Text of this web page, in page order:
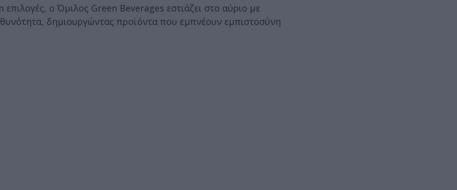
ο Όμιλος Green Beverages εστιάζει στο αύριο με
δημιουργώντας προϊόντα που εμπνέουν εμπιστοσύνη